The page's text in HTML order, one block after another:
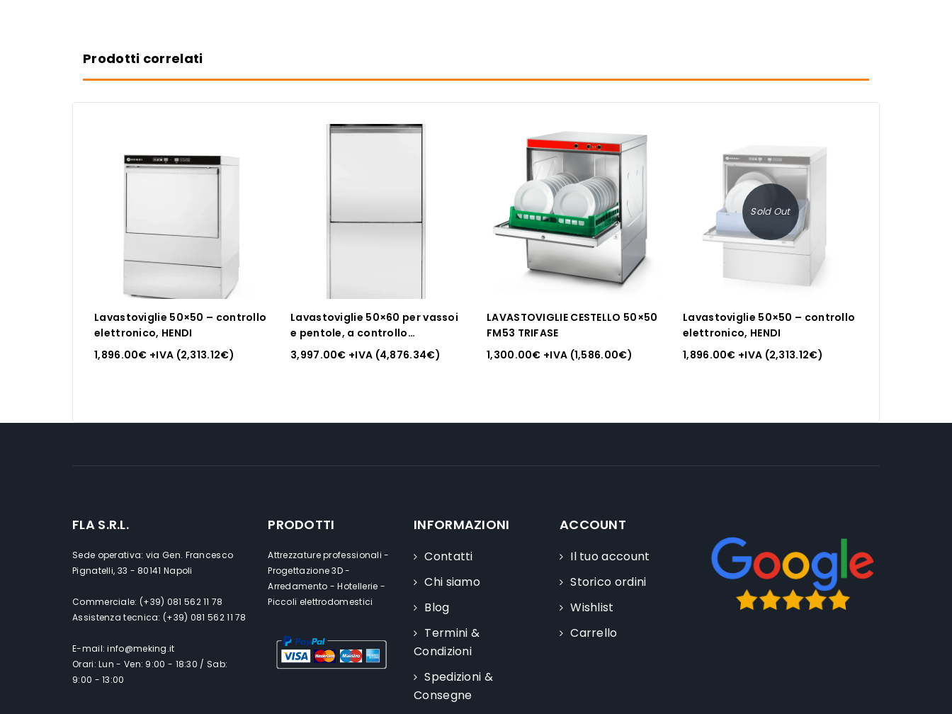
Prodotti correlati
Lavastoviglie 50×50 – controllo
elettronico, HENDI
1,896.00€ +IVA (2,313.12€)
Lavastoviglie 50×60 per vassoi
e pentole, a controllo
elettronico, con sistema di
dosaggio del detersivo e
3,997.00€ +IVA (4,876.34€)
LAVASTOVIGLIE CESTELLO 50×50
FM53 TRIFASE
1,300.00€ +IVA (1,586.00€)
Sold Out
Lavastoviglie 50×50 – controllo
elettronico, HENDI
1,896.00€ +IVA (2,313.12€)
FLA S.R.L.
Sede operativa: via Gen. Francesco
Pignatelli, 33 - 80141 Napoli
Commerciale: (+39) 081 562 11 78
Assistenza tecnica: (+39) 081 562 11 78
E-mail: info@meking.it
Orari: Lun - Ven: 9:00 - 18:30 / Sab:
9:00 - 13:00
PRODOTTI
Attrezzature professionali -
Progettazione 3D -
Arredamento - Hotellerie -
Piccoli elettrodomestici
INFORMAZIONI
Contatti
Chi siamo
Blog
Termini &
Condizioni
Spedizioni &
Consegne
ACCOUNT
Il tuo account
Storico ordini
Wishlist
Carrello